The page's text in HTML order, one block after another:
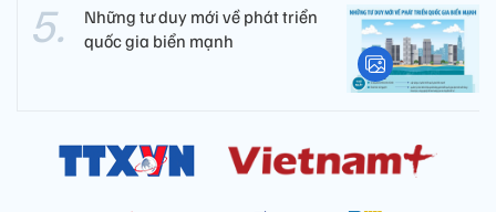
Những tư duy mới về phát triển
quốc gia biển mạnh